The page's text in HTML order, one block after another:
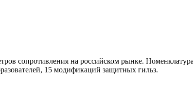
сопротивления на российском рынке.
15 модификаций защитных гильз.